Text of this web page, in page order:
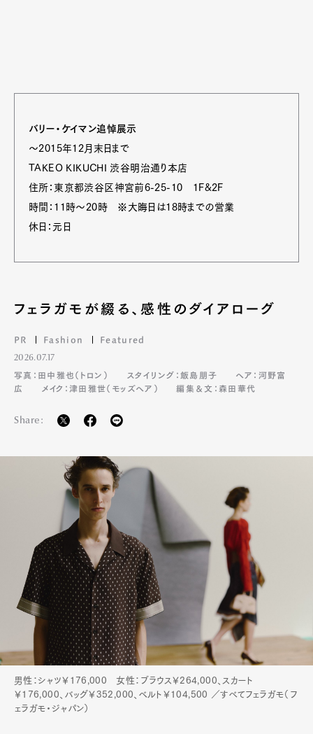
バリー・ケイマン追悼展示
～2015年12月末日まで
TAKEO KIKUCHI 渋谷明治通り本店
住所：東京都渋谷区神宮前6-25-10 1F&2F
時間：11時～20時 ※大晦日は18時までの営業
休日：元日
フェラガモが綴る、感性のダイアローグ
PR Fashion Featured
2026.07.17
写真：田中雅也（トロン）
スタイリング：飯島朋子
ヘア：河野富
広
メイク：津田雅世（モッズヘア） 編集＆文：森田華代
Share:
男性：シャツ￥176,000 女性：ブラウス￥264,000、スカート
￥176,000、バッグ￥352,000、ベルト￥104,500 ／すべてフェラガモ（フ
ェラガモ・ジャパン）